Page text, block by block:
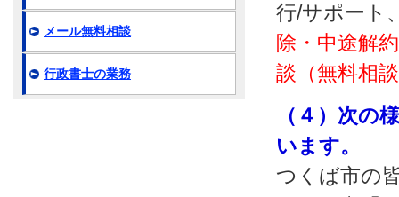
行/サポート
除・中途解
談（無料相
（４）次の
います。
つくば市の
メール無料相談
行政書士の業務